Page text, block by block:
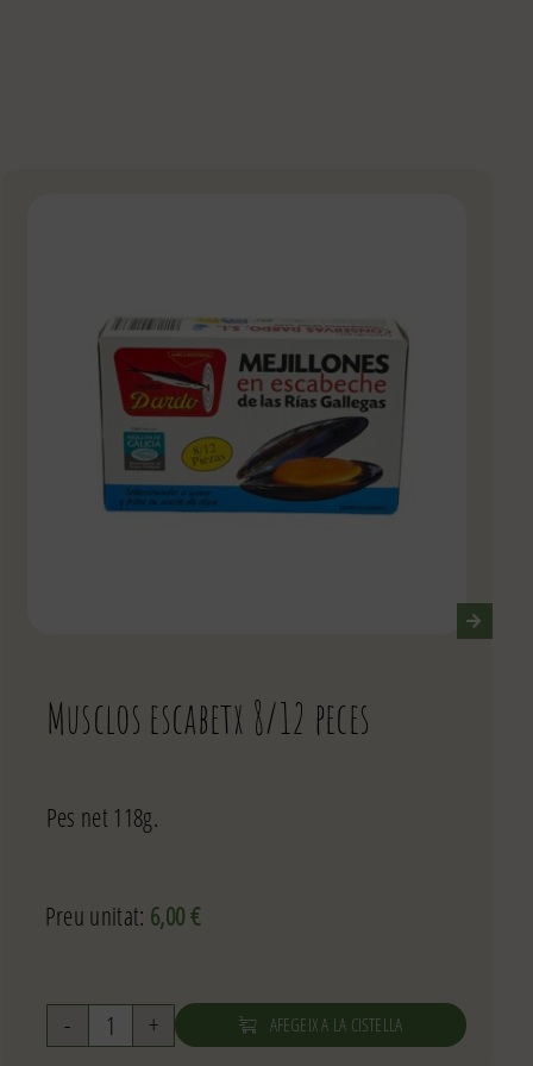
Musclos escabetx 8/12 peces
Pes net 118g.
Preu unitat: 6,00€
quantitat
AFEGEIX A LA CISTELLA